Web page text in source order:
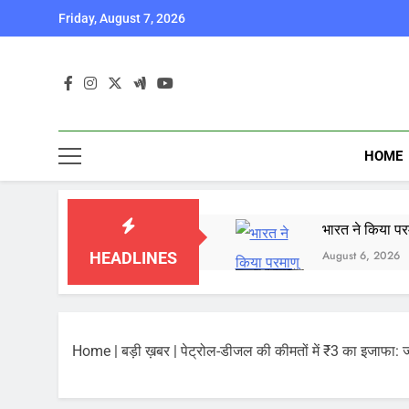
Friday, August 7, 2026
HOME
HEADLINES
भारत ने किया
August 6, 2026
August 6, 2026
Home |बड़ी ख़बर |पेट्रोल-डीजल की कीमतों में ₹3 का इजाफा: